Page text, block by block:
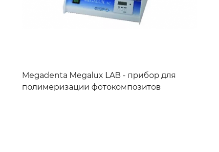
Megadenta Megalux LAB - прибор для
полимеризации фотокомпозитов